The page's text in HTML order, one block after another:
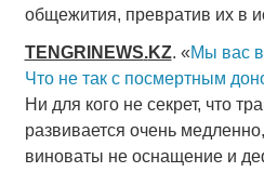
общежития, превратив их в
TENGRINEWS.KZ. «Мы вас
Что не так с посмертным
Ни для кого не секрет, что
развивается очень
виноваты не оснащение и